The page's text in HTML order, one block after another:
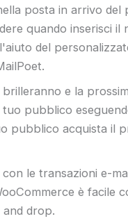
posta in arrivo del
quando inserisci il
del
e la
tuo pubblico
pubblico acquista il
le transazioni e-
è facile
drop.